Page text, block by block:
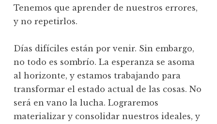
Tenemos que aprender de nuestros errores,
y no repetirlos.
Días difíciles están por venir. Sin embargo,
no todo es sombrío. La esperanza se asoma
al horizonte, y estamos trabajando para
transformar el estado actual de las cosas. No
será en vano la lucha. Lograremos
materializar y consolidar nuestros ideales, y